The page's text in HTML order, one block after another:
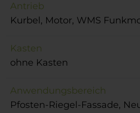
Antrieb
Kurbel, Motor, WMS
Kasten
ohne Kasten
Anwendungsbereich
Pfosten-Riegel-Fassade,